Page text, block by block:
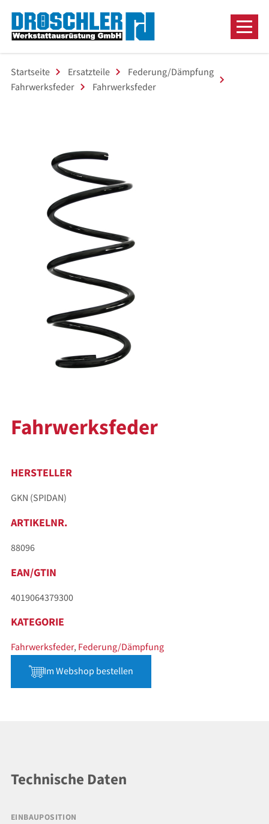
Startseite Ersatzteile
Federung/Dämpfung
Fahrwerksfeder
Fahrwerksfeder
Fahrwerksfeder
HERSTELLER
GKN (SPIDAN)
ARTIKELNR.
88096
EAN/GTIN
4019064379300
KATEGORIE
Fahrwerksfeder, Federung/Dämpfung
Im Webshop bestellen
Technische Daten
EINBAUPOSITION